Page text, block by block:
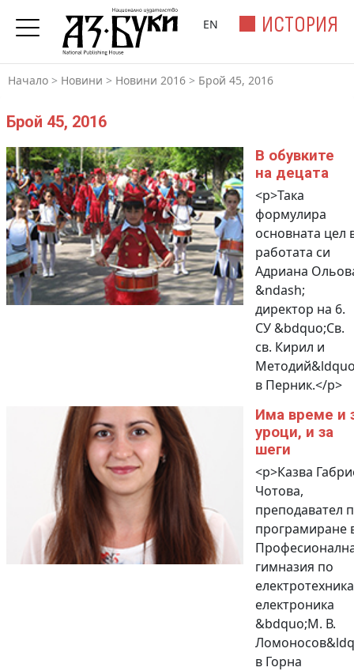
ИСТОРИЯ
EN
Начало > Новини > Новини 2016 > Брой 45, 2016
Брой 45, 2016
В обувките
на децата
<p>Така
формулира
основната цел
работата си
Адриана
&ndash;
директор на 6.
СУ &bdquo;Св.
св. Кирил и
в Перник.</p>
Има време и
уроци, и за
шеги
<p>Казва
Чотова,
преподавател
програмиране
гимназия по
електроника
&bdquo;М. В.
в Горна